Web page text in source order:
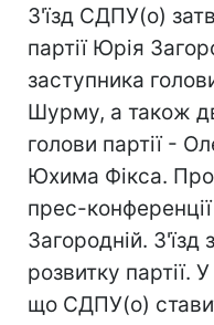
З'їзд СДПУ(о)
партії Юрія
заступника
Шурму, а також
голови партії -
Юхима Фікса. Про
прес-
Загородній.
розвитку партії.
що СДПУ(о)